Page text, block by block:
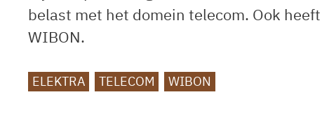
belast met het domein telecom. Ook
WIBON.
TAGS
ELEKTRA TELECOM WIBON